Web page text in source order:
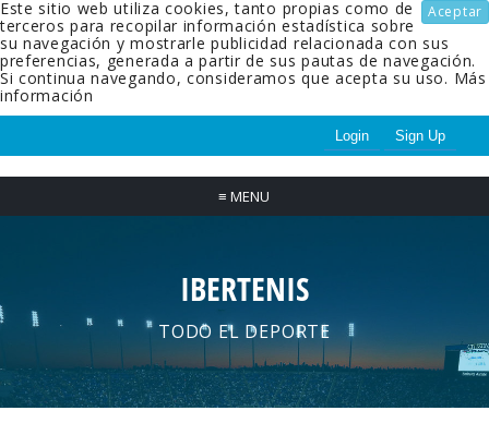
Aceptar
Este sitio web utiliza cookies, tanto propias como de
terceros para recopilar información estadística sobre
su navegación y mostrarle publicidad relacionada con sus
preferencias, generada a partir de sus pautas de navegación.
Si continua navegando, consideramos que acepta su uso. Más
información
Login Sign Up
≡ MENU
IBERTENIS
TODO EL DEPORTE